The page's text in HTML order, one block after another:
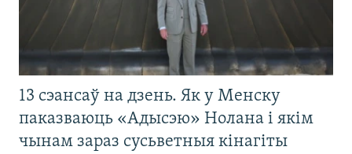
13 сэансаў на дзень. Як у Менску
паказваюць «Адысэю» Нолана і якім
чынам зараз сусьветныя кінагіты